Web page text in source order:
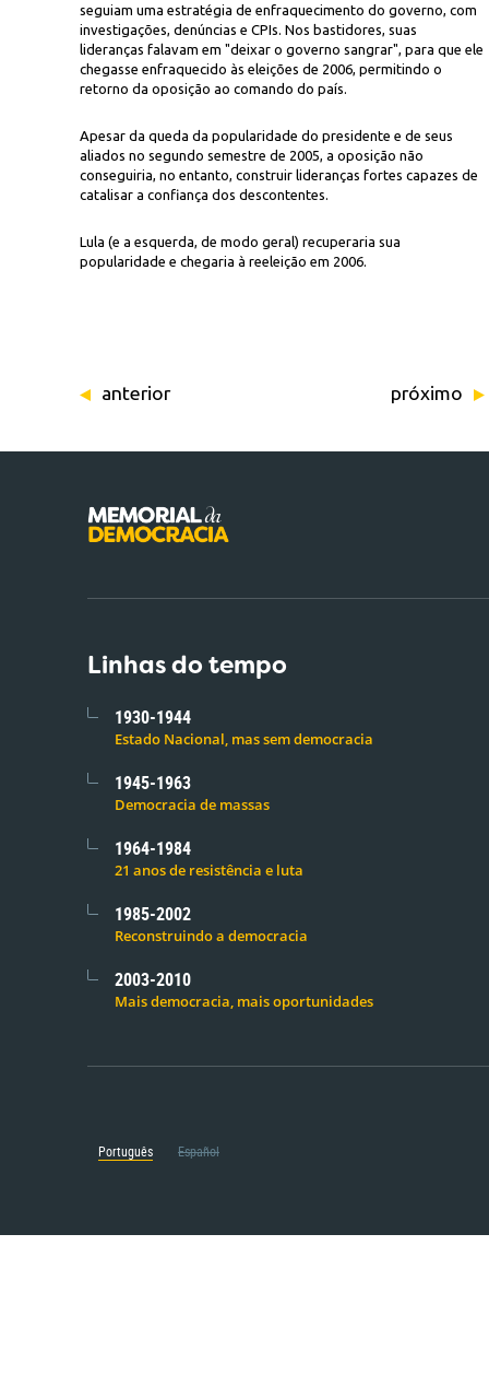
seguiam uma estratégia de enfraquecimento do governo, com
investigações, denúncias e CPIs. Nos bastidores, suas
lideranças falavam em "deixar o governo sangrar", para que ele
chegasse enfraquecido às eleições de 2006, permitindo o
retorno da oposição ao comando do país.
Apesar da queda da popularidade do presidente e de seus
aliados no segundo semestre de 2005, a oposição não
conseguiria, no entanto, construir lideranças fortes capazes de
catalisar a confiança dos descontentes.
Lula (e a esquerda, de modo geral) recuperaria sua
popularidade e chegaria à reeleição em 2006.
anterior próximo
Linhas do tempo
1930-1944
Estado Nacional, mas sem democracia
1945-1963
Democracia de massas
1964-1984
21 anos de resistência e luta
1985-2002
Reconstruindo a democracia
2003-2010
Mais democracia, mais oportunidades
Português Español